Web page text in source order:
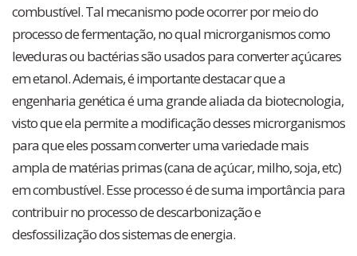
combustível. Tal mecanismo pode ocorrer por meio do
processo de fermentação, no qual microrganismos como
leveduras ou bactérias são usados para converter açúcares
em etanol. Ademais, é importante destacar que a
engenharia genética é uma grande aliada da biotecnologia,
visto que ela permite a modificação desses microrganismos
para que eles possam converter uma variedade mais
ampla de matérias primas (cana de açúcar, milho, soja, etc)
em combustível. Esse processo é de suma importância para
contribuir no processo de descarbonização e
desfossilização dos sistemas de energia.